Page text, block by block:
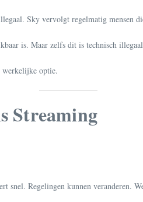
Sky vervolgt regelmatig mensen
is. Maar zelfs dit is technisch
werkelijke optie.
Streaming
Regelingen kunnen veranderen.